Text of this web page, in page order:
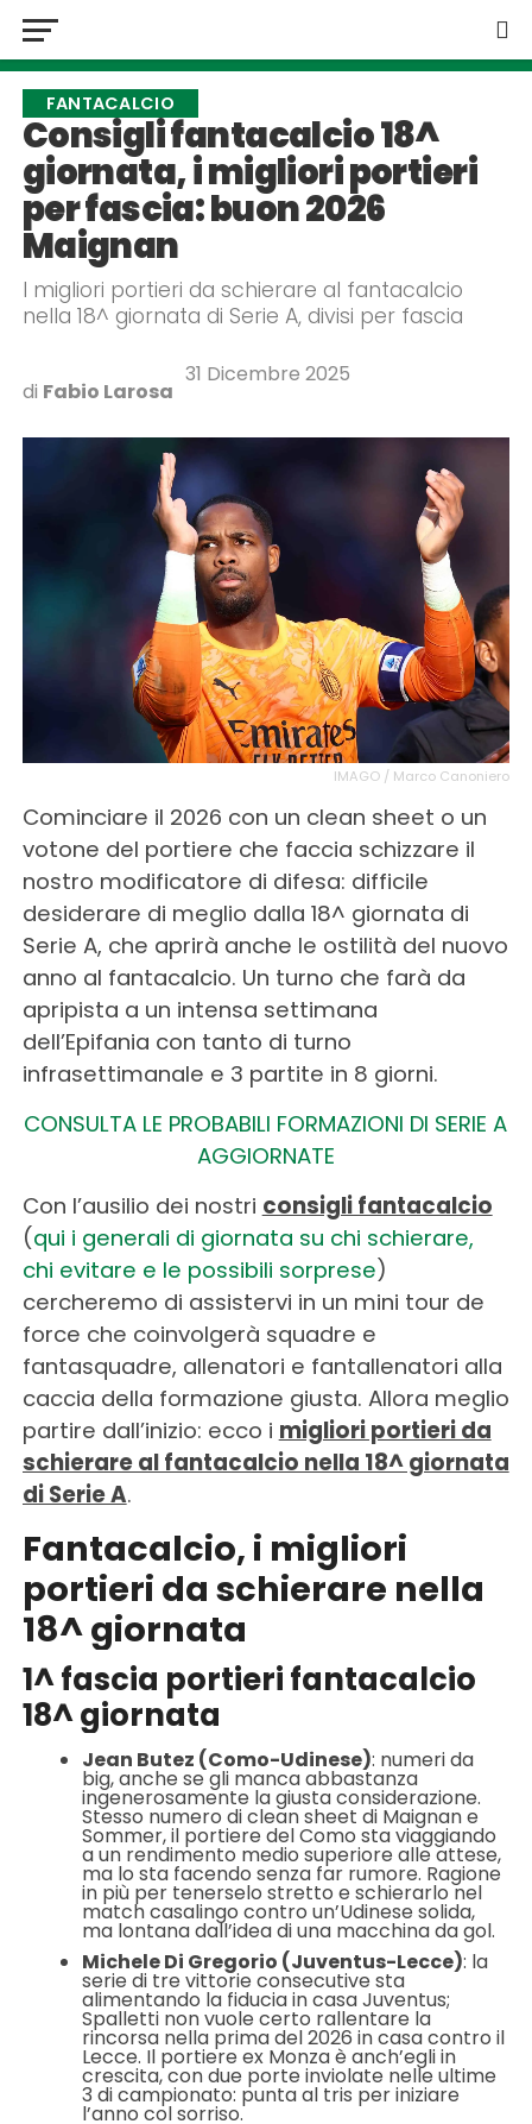
FANTACALCIO
Consigli fantacalcio 18^
giornata, i migliori portieri
per fascia: buon 2026
Maignan
I migliori portieri da schierare al fantacalcio
nella 18^ giornata di Serie A, divisi per fascia
di Fabio Larosa
31 Dicembre 2025
IMAGO / Marco Canoniero
Cominciare il 2026 con un clean sheet o un
votone del portiere che faccia schizzare il
nostro modificatore di difesa: difficile
desiderare di meglio dalla 18^ giornata di
Serie A, che aprirà anche le ostilità del nuovo
anno al fantacalcio. Un turno che farà da
apripista a un intensa settimana
dell’Epifania con tanto di turno
infrasettimanale e 3 partite in 8 giorni.
CONSULTA LE PROBABILI FORMAZIONI DI SERIE A
AGGIORNATE
Con l’ausilio dei nostri consigli fantacalcio
(qui i generali di giornata su chi schierare,
chi evitare e le possibili sorprese)
cercheremo di assistervi in un mini tour de
force che coinvolgerà squadre e
fantasquadre, allenatori e fantallenatori alla
caccia della formazione giusta. Allora meglio
partire dall’inizio: ecco i migliori portieri da
schierare al fantacalcio nella 18^ giornata
di Serie A.
Fantacalcio, i migliori
portieri da schierare nella
18^ giornata
1^ fascia portieri fantacalcio
18^ giornata
Jean Butez (Como-Udinese): numeri da
big, anche se gli manca abbastanza
ingenerosamente la giusta considerazione.
Stesso numero di clean sheet di Maignan e
Sommer, il portiere del Como sta viaggiando
a un rendimento medio superiore alle attese,
ma lo sta facendo senza far rumore. Ragione
in più per tenerselo stretto e schierarlo nel
match casalingo contro un’Udinese solida,
ma lontana dall’idea di una macchina da gol.
Michele Di Gregorio (Juventus-Lecce): la
serie di tre vittorie consecutive sta
alimentando la fiducia in casa Juventus;
Spalletti non vuole certo rallentare la
rincorsa nella prima del 2026 in casa contro il
Lecce. Il portiere ex Monza è anch’egli in
crescita, con due porte inviolate nelle ultime
3 di campionato: punta al tris per iniziare
l’anno col sorriso.